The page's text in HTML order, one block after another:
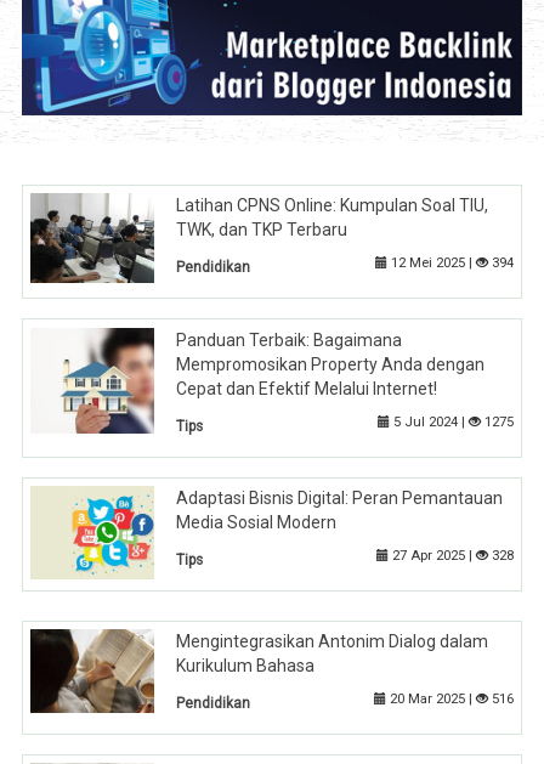
Latihan CPNS Online: Kumpulan Soal TIU,
TWK, dan TKP Terbaru
Pendidikan 12 Mei 2025 | 394
Panduan Terbaik: Bagaimana
Mempromosikan Property Anda dengan
Cepat dan Efektif Melalui Internet!
Tips 5 Jul 2024 | 1275
Adaptasi Bisnis Digital: Peran Pemantauan
Media Sosial Modern
Tips 27 Apr 2025 | 328
Mengintegrasikan Antonim Dialog dalam
Kurikulum Bahasa
Pendidikan 20 Mar 2025 | 516